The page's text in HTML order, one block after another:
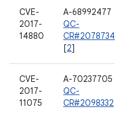
CVE-
2017-
14880
A-68992477
QC-
CR#2078734
[2]
CVE-
2017-
11075
A-70237705
QC-
CR#2098332